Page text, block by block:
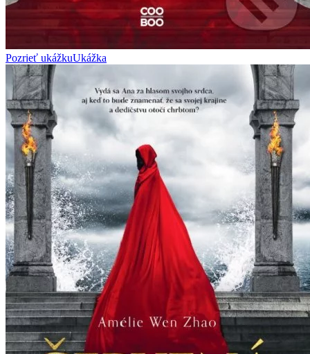
Pozrieť ukážkuUkážka